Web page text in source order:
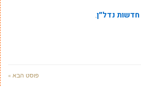
חדשות נדל״ן.
פוסט הבא »